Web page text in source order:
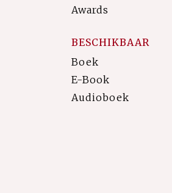
Awards
BESCHIKBAAR
Boek
E-Book
Audioboek